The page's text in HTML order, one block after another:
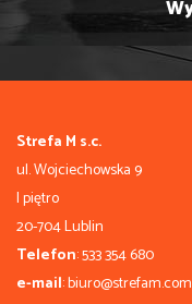
Strefa M s.c.
ul. Wojciechowska 9
I piętro
20-704 Lublin
Telefon: 533 354 680
e-mail: biuro@strefam.com